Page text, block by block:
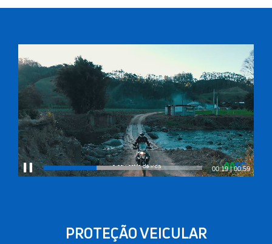
00:20|00:59
PROTEÇÃO VEICULAR